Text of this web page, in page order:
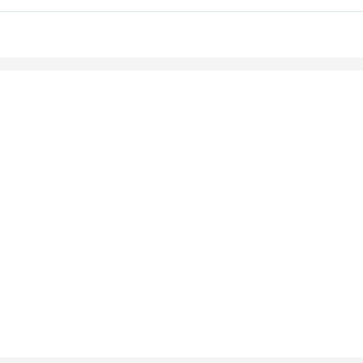
đó. Nơi nào có ước mơ, cô ấy bứt phá để chinh
thành công. Cô ấy chính là bạn.
thứ hơn là việc trở thành những người mẹ, người
vùng an toàn mà xã hội và gia đình đã vẽ ra từ
bất cứ cô gái nào cũng cần có nếu chúng ta muốn
biệt và biến sự viển vông thành hiện thực trong
chi tiết cho bất kỳ cô gái nào muốn gây dựng sự
lửa khát vọng để bạn tin tưởng vào công việc
con đường của riêng mình. Có trên tay “Quý Cô
cũng như tìm ra vị trí và tiếng nói của bạn với tư